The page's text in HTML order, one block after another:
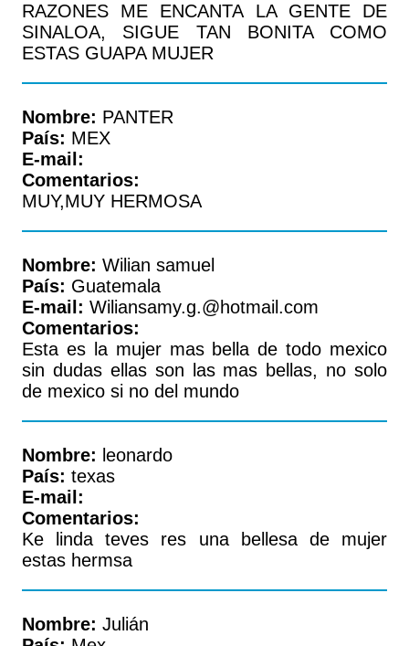
RAZONES ME ENCANTA LA GENTE DE
SINALOA, SIGUE TAN BONITA COMO
ESTAS GUAPA MUJER
Nombre: PANTER
País: MEX
E-mail:
Comentarios:
MUY,MUY HERMOSA
Nombre: Wilian samuel
País: Guatemala
E-mail: Wiliansamy.g.@hotmail.com
Comentarios:
Esta es la mujer mas bella de todo mexico
sin dudas ellas son las mas bellas, no solo
de mexico si no del mundo
Nombre: leonardo
País: texas
E-mail:
Comentarios:
Ke linda teves res una bellesa de mujer
estas hermsa
Nombre: Julián